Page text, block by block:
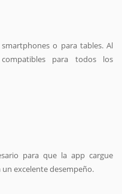
o para tables. Al
para todos los
para que la app cargue
excelente desempeño.